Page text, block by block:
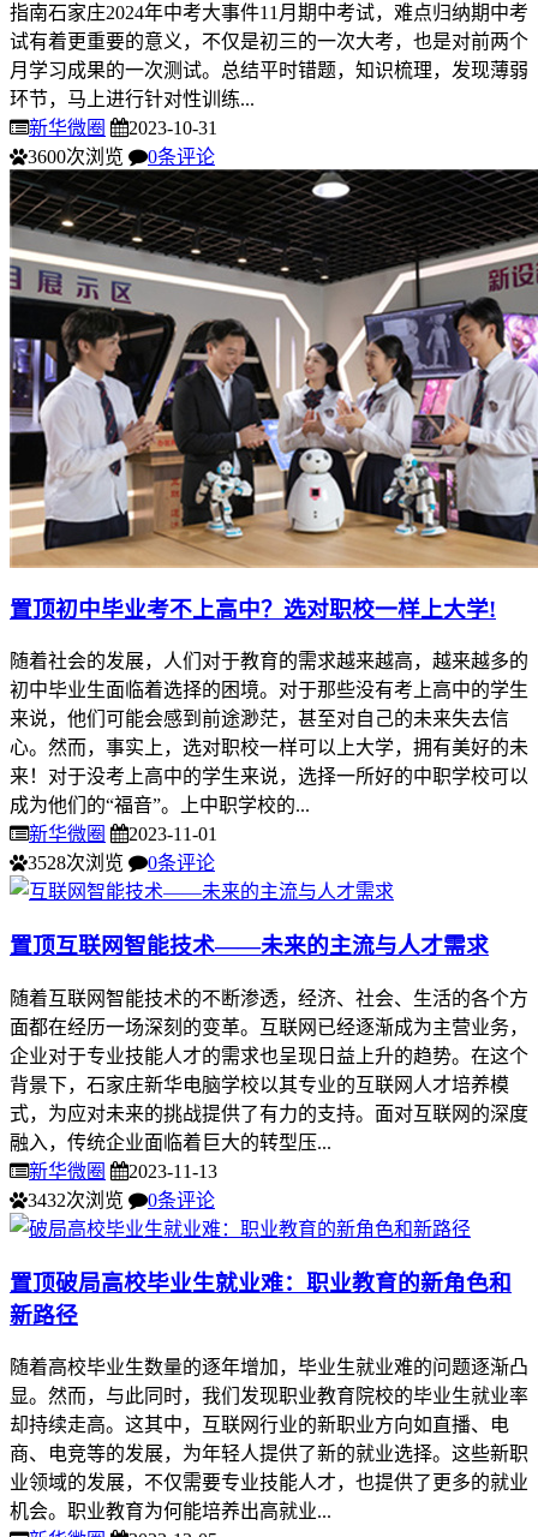
指南石家庄2024年中考大事件11月期中考试，难点归纳期中考
试有着更重要的意义，不仅是初三的一次大考，也是对前两个
月学习成果的一次测试。总结平时错题，知识梳理，发现薄弱
环节，马上进行针对性训练...
新华微圈
2023-10-31
3600次浏览
0条评论
置顶初中毕业考不上高中？选对职校一样上大学!
随着社会的发展，人们对于教育的需求越来越高，越来越多的
初中毕业生面临着选择的困境。对于那些没有考上高中的学生
来说，他们可能会感到前途渺茫，甚至对自己的未来失去信
心。然而，事实上，选对职校一样可以上大学，拥有美好的未
来！对于没考上高中的学生来说，选择一所好的中职学校可以
成为他们的“福音”。上中职学校的...
新华微圈
2023-11-01
3528次浏览
0条评论
置顶互联网智能技术——未来的主流与人才需求
随着互联网智能技术的不断渗透，经济、社会、生活的各个方
面都在经历一场深刻的变革。互联网已经逐渐成为主营业务，
企业对于专业技能人才的需求也呈现日益上升的趋势。在这个
背景下，石家庄新华电脑学校以其专业的互联网人才培养模
式，为应对未来的挑战提供了有力的支持。面对互联网的深度
融入，传统企业面临着巨大的转型压...
新华微圈
2023-11-13
3432次浏览
0条评论
置顶破局高校毕业生就业难：职业教育的新角色和
新路径
随着高校毕业生数量的逐年增加，毕业生就业难的问题逐渐凸
显。然而，与此同时，我们发现职业教育院校的毕业生就业率
却持续走高。这其中，互联网行业的新职业方向如直播、电
商、电竞等的发展，为年轻人提供了新的就业选择。这些新职
业领域的发展，不仅需要专业技能人才，也提供了更多的就业
机会。职业教育为何能培养出高就业...